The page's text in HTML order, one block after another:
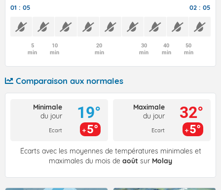
01 : 05 02 : 05
5
min
10
min
20
min
30
min
40
min
50
min
Comparaison aux normales
Minimale
du jour
Ecart
19°
5°
Maximale
du jour
Ecart
32°
5°
Écarts avec les moyennes de températures minimales et
maximales du mois de août sur Molay